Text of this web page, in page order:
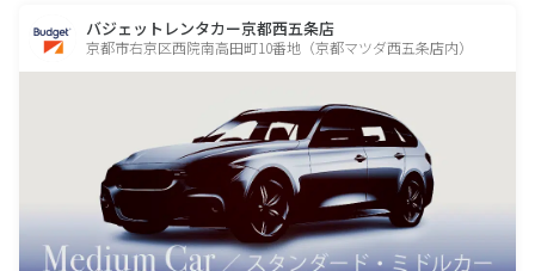
バジェットレンタカー京都西五条店
京都市右京区西院南高田町10番地（京都マツダ西五条店内）